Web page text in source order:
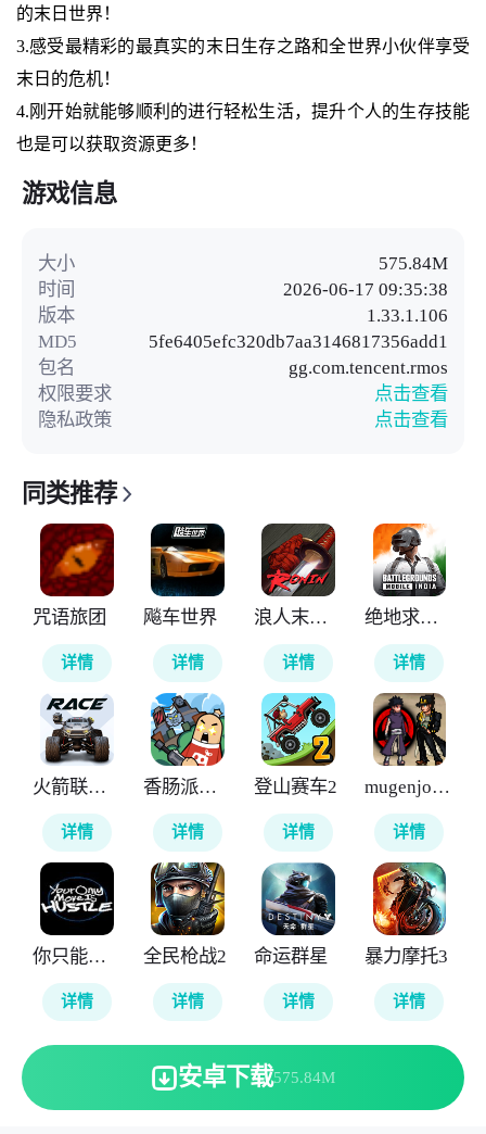
的末日世界！
3.感受最精彩的最真实的末日生存之路和全世界小伙伴享受
末日的危机！
4.刚开始就能够顺利的进行轻松生活，提升个人的生存技能
也是可以获取资源更多！
游戏信息
大小
575.84M
时间
2026-06-17 09:35:38
版本
1.33.1.106
MD5
5fe6405efc320db7aa3146817356add1
包名
gg.com.tencent.rmos
权限要求
点击查看
隐私政策
点击查看
同类推荐
咒语旅团
详情
飚车世界
详情
浪人末代武士
详情
绝地求生印度版
详情
火箭联盟极限汽车赛
详情
香肠派对国际服
详情
登山赛车2
详情
mugenjojo像素版
详情
你只能推搡
详情
全民枪战2
详情
命运群星
详情
暴力摩托3
详情
安卓下载575.84M